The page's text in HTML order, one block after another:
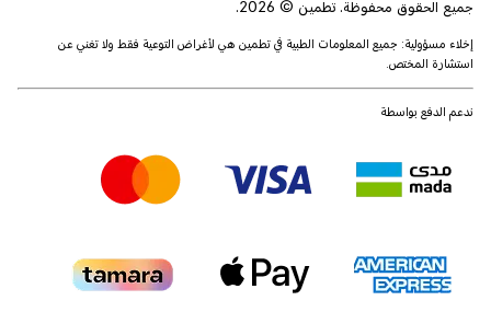
جميع الحقوق محفوظة. تطمين © 2026.
إخلاء مسؤولية: جميع المعلومات الطبية في تطمين هي لأغراض التوعية فقط ولا تغني عن
استشارة المختص.
ندعم الدفع بواسطة